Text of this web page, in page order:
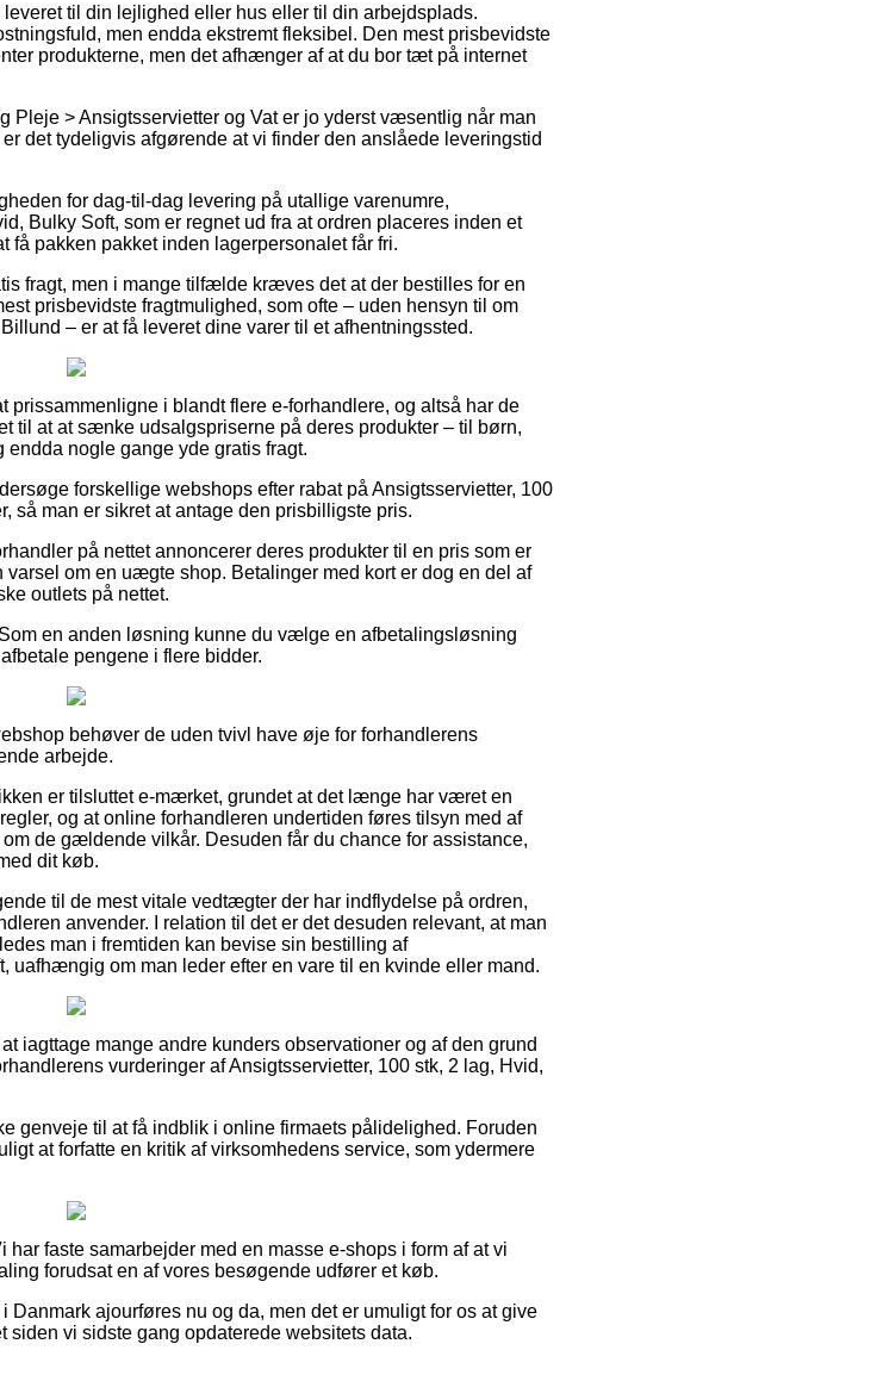
til din lejlighed eller hus eller til din arbejdsplads.
men endda ekstremt fleksibel. Den mest prisbevidste
produkterne, men det afhænger af at du bor tæt på internet
Pleje > Ansigtsservietter og Vat er jo yderst væsentlig når man
det tydeligvis afgørende at vi finder den anslåede leveringstid
for dag-til-dag levering på utallige varenumre,
Bulky Soft, som er regnet ud fra at ordren placeres inden et
få pakken pakket inden lagerpersonalet får fri.
fragt, men i mange tilfælde kræves det at der bestilles for en
prisbevidste fragtmulighed, som ofte – uden hensyn til om
– er at få leveret dine varer til et afhentningssted.
prissammenligne i blandt flere e-forhandlere, og altså har de
til at at sænke udsalgspriserne på deres produkter – til børn,
endda nogle gange yde gratis fragt.
forskellige webshops efter rabat på Ansigtsservietter, 100
så man er sikret at antage den prisbilligste pris.
på nettet annoncerer deres produkter til en pris som er
om en uægte shop. Betalinger med kort er dog en del af
outlets på nettet.
en anden løsning kunne du vælge en afbetalingsløsning
pengene i flere bidder.
behøver de uden tvivl have øje for forhandlerens
arbejde.
er tilsluttet e-mærket, grundet at det længe har været en
og at online forhandleren undertiden føres tilsyn med af
de gældende vilkår. Desuden får du chance for assistance,
dit køb.
til de mest vitale vedtægter der har indflydelse på ordren,
anvender. I relation til det er det desuden relevant, at man
man i fremtiden kan bevise sin bestilling af
uafhængig om man leder efter en vare til en kvinde eller mand.
iagttage mange andre kunders observationer og af den grund
vurderinger af Ansigtsservietter, 100 stk, 2 lag, Hvid,
genveje til at få indblik i online firmaets pålidelighed. Foruden
at forfatte en kritik af virksomhedens service, som ydermere
faste samarbejder med en masse e-shops i form af at vi
forudsat en af vores besøgende udfører et køb.
ajourføres nu og da, men det er umuligt for os at give
vi sidste gang opdaterede websitets data.